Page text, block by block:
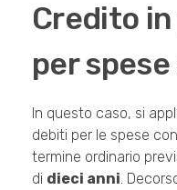
Credito
per
In questo caso, si
debiti per le spese
termine ordinario
di dieci anni.